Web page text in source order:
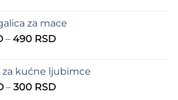
1.250 RSD
za mace
– 490 RSDRaspon
390 RSD
do
za kućne ljubimce
– 300 RSDRaspon